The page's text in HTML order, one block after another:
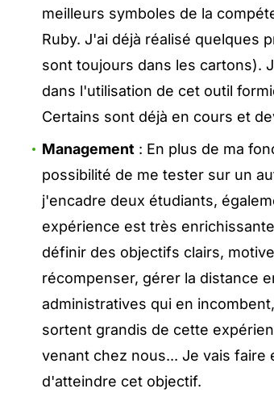
meilleurs symboles de la
Ruby. J'ai déjà réalisé quelques
sont toujours dans les cartons).
dans l'utilisation de cet outil
Certains sont déjà en cours et
Management : En plus de ma
possibilité de me tester sur un
j'encadre deux étudiants,
expérience est très
définir des objectifs clairs,
récompenser, gérer la distance
administratives qui en
sortent grandis de cette
venant chez nous... Je vais
d'atteindre cet objectif.